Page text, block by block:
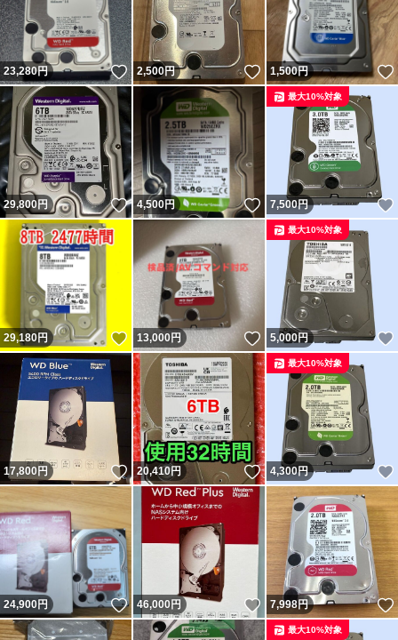
23,280円 いいね！
2,500円 いいね！
1,500円
29,800円 いいね！
4,500円 いいね！
7,500円
最大10%対象
29,180円 いいね！
13,000円 いいね！
5,000円
最大10%対象
17,800円 いいね！
20,410円 いいね！
4,300円
最大10%対象
24,900円 いいね！
46,000円 いいね！
7,998円
最大10%対象